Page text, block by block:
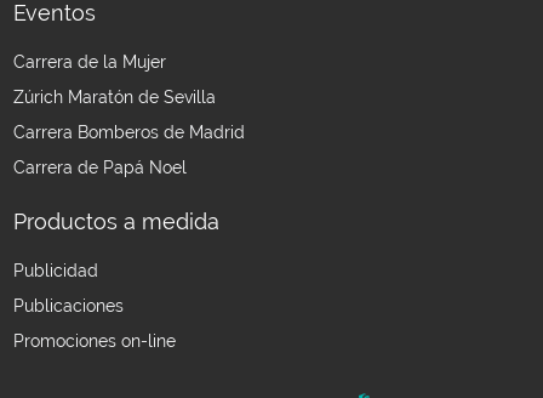
Eventos
Carrera de la Mujer
Zúrich Maratón de Sevilla
Carrera Bomberos de Madrid
Carrera de Papá Noel
Productos a medida
Publicidad
Publicaciones
Promociones on-line